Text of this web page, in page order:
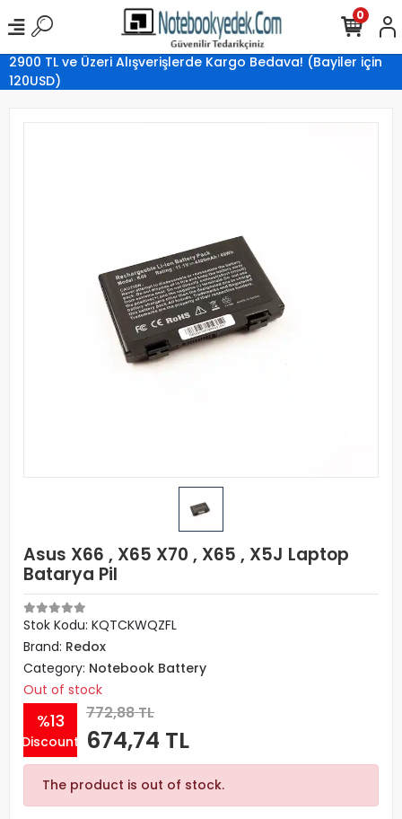
2900 TL ve Üzeri Alışverişlerde Kargo Bedava! (Bayiler için
120USD)
0
Asus X66 , X65 X70 , X65 , X5J Laptop
Batarya Pil
Stok Kodu: KQTCKWQZFL
Brand: Redox
Category: Notebook Battery
Out of stock
%13
Discount
772,88 TL
674,74 TL
The product is out of stock.